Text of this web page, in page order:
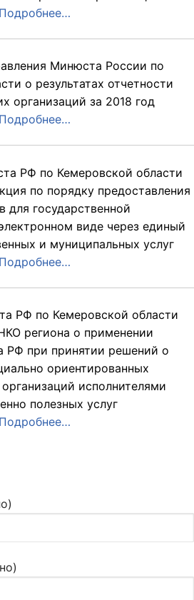
Подробнее…
Минюста России по
о результатах отчетности
организаций за 2018 год
Подробнее…
РФ по Кемеровской области
по порядку предоставления
для государственной
виде через единый
и муниципальных услуг
Подробнее…
РФ по Кемеровской области
региона о применении
РФ при принятии решений о
ориентированных
исполнителями
полезных услуг
Подробнее…